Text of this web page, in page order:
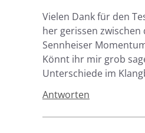
Vielen Dank für den
her gerissen zwischen
Sennheiser
Könnt ihr mir grob
Unterschiede im
Antworten